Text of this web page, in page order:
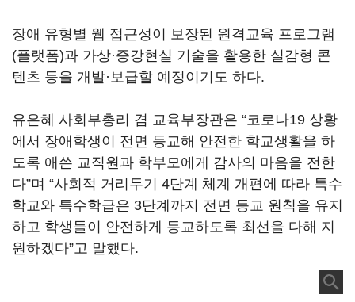
장애 유형별 웹 접근성이 보장된 원격교육 프로그램
(플랫폼)과 가상·증강현실 기술을 활용한 실감형 콘
텐츠 등을 개발·보급할 예정이기도 하다.
유은혜 사회부총리 겸 교육부장관은 “코로나19 상황
에서 장애학생이 전면 등교해 안전한 학교생활을 하
도록 애쓴 교직원과 학부모에게 감사의 마음을 전한
다”며 “사회적 거리두기 4단계 체계 개편에 따라 특수
학교와 특수학급은 3단계까지 전면 등교 원칙을 유지
하고 학생들이 안전하게 등교하도록 최선을 다해 지
원하겠다”고 말했다.